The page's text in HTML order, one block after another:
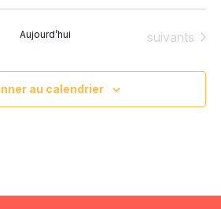
Aujourd’hui Évènements
suivants
au calendrier